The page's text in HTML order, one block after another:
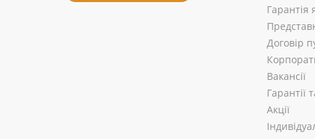
Гарантія
Договір
Вакансії
Гарантії
Акції